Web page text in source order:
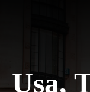
Usa,